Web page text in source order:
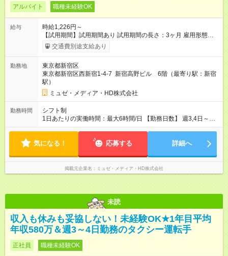
アルバイト 職種未経験OK
給与
時給1,226円～
【試用期間】試用期間あり 試用期間の長さ：3ヶ月 雇用形態、
給与は本採用時と同じです。
交通費別途支給あり
勤務地
東京都新宿区
東京都新宿区西新宿1-4-7 新宿高野ビル 6階（最寄り駅：新宿
駅）
ミュゼ・メディア・HD株式会社
勤務時間
シフト制
1日あたりの実働時間：最大6時間/日 【勤務日数】 週3,4日～
【勤務時間】 15:00～21:00
気になる！ 応募する 詳細へ
掲載元企業名 ミュゼ・メディア・HD株式会社
未読
収入も休みも妥協しない！未経験OK★1年目平均
年収580万＆週3～4日勤務のタクシー運転手
正社員 職種未経験OK